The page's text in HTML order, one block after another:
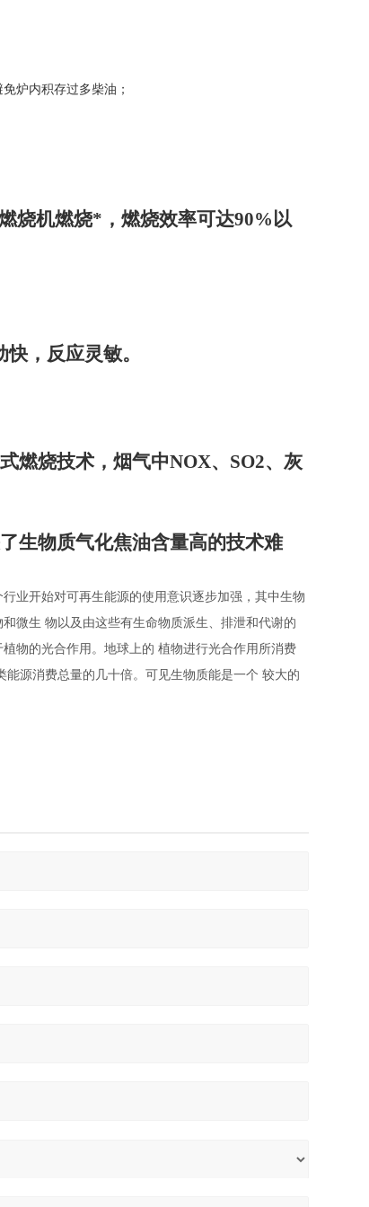
炉内积存过多柴油；
烧机燃烧*，燃烧效率可达90%以
，反应灵敏。
燃烧技术，烟气中NOX、 SO2、灰
生物质气化焦油含量高的技术难
行业开始对可再生能源的使用意识逐步加强，其中生物
和微生 物以及由这些有生命物质派生、排泄和代谢的
物的光合作用。地球上的 植物进行光合作用所消费
源消费总量的几十倍。可见生物质能是一个 较大的